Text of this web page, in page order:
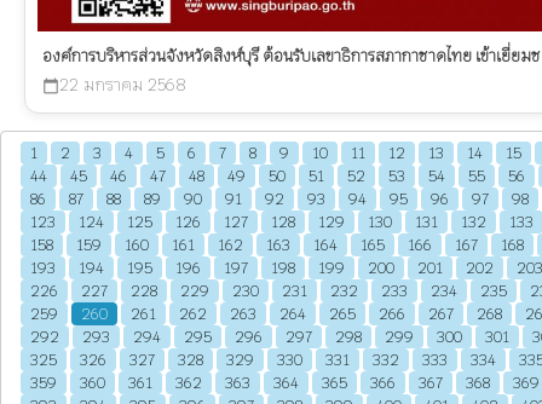
องค์การบริหารส่วนจังหวัดสิงห์บุรี ต้อนรับเลขาธิการสภากาชาดไทย เข้าเยี่ย
calendar_today 22 มกราคม 2568
1 2 3 4 5 6 7 8 9 10 11 12 13 14
15
44
45 46 47 48 49 50 51 52 53 54 55
56
86
87 88 89 90 91 92 93 94 95 96 97
98
123
124 125 126 127 128 129 130 131 132
133
158
159 160 161 162 163 164 165 166 167
168
193
194 195 196 197 198 199 200 201 202
203
226
227 228 229 230 231 232 233 234 235
259
260 261 262 263 264 265 266 267 268
292
293 294 295 296 297 298 299 300 301
325
326 327 328 329 330 331 332 333 334
359
360 361 362 363 364 365 366 367 368
369